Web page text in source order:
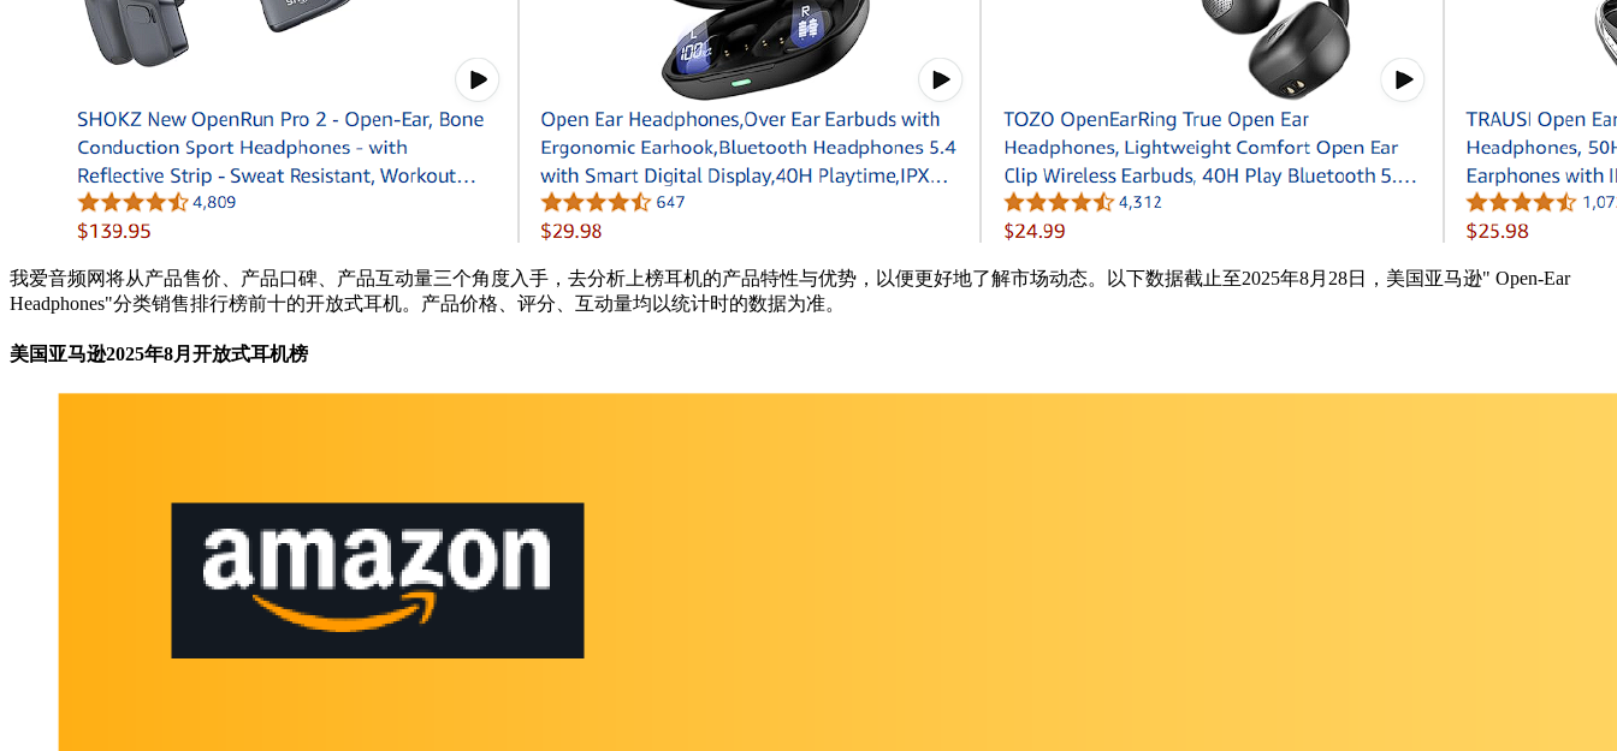
我爱音频网将从产品售价、产品口碑、产品互动量三个角度入手，去分析上榜耳机的产品特性与优势，以便更好地了解市场动态。以下数据截止至2025年8月28日，美国亚马逊" Open-Ear
Headphones"分类销售排行榜前十的开放式耳机。产品价格、评分、互动量均以统计时的数据为准。
美国亚马逊2025年8月开放式耳机榜